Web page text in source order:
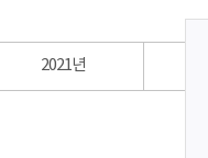
2021년